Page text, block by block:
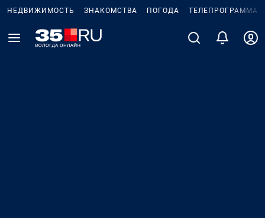
НЕДВИЖИМОСТЬ ЗНАКОМСТВА ПОГОДА ТЕЛЕПРОГРАММА